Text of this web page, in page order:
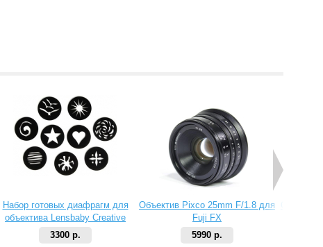
Набор готовых диафрагм для
объектива Lensbaby Creative
Aperture Kit 2
3300 р.
Объектив Pixco 25mm F/1.8 для
Fuji FX
5990 р.